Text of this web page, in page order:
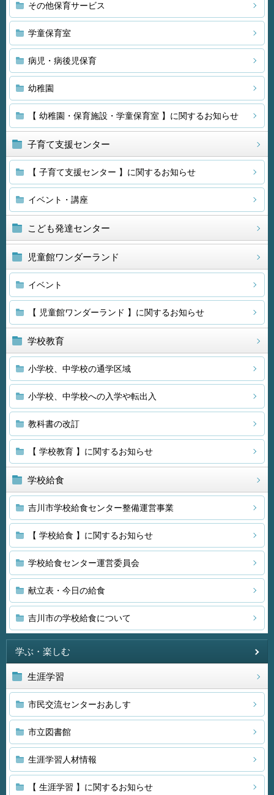
その他保育サービス
学童保育室
病児・病後児保育
幼稚園
【 幼稚園・保育施設・学童保育室 】に関するお知らせ
子育て支援センター
【 子育て支援センター 】に関するお知らせ
イベント・講座
こども発達センター
児童館ワンダーランド
イベント
【 児童館ワンダーランド 】に関するお知らせ
学校教育
小学校、中学校の通学区域
小学校、中学校への入学や転出入
教科書の改訂
【 学校教育 】に関するお知らせ
学校給食
吉川市学校給食センター整備運営事業
【 学校給食 】に関するお知らせ
学校給食センター運営委員会
献立表・今日の給食
吉川市の学校給食について
学ぶ・楽しむ
生涯学習
市民交流センターおあしす
市立図書館
生涯学習人材情報
【 生涯学習 】に関するお知らせ